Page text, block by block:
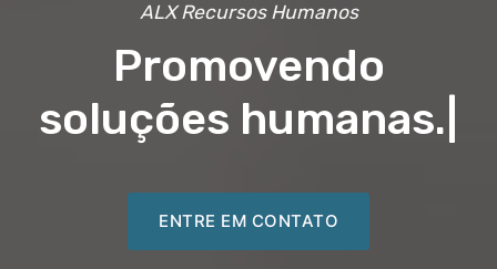
ALX Recursos Humanos
Promovendo
soluções humanas.
ENTRE EM CONTATO